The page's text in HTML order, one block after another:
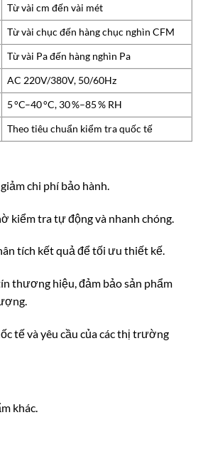
Từ vài cm đến vài mét
Từ vài chục đến hàng chục nghìn CFM
Từ vài Pa đến hàng nghìn Pa
AC 220V/380V, 50/60Hz
5 °C–40 °C, 30 %–85 % RH
Theo tiêu chuẩn kiểm tra quốc tế
chi phí bảo hành.
kiểm tra tự động và nhanh chóng.
tích kết quả để tối ưu thiết kế.
thương hiệu, đảm bảo sản phẩm
tế và yêu cầu của các thị trường
khác.